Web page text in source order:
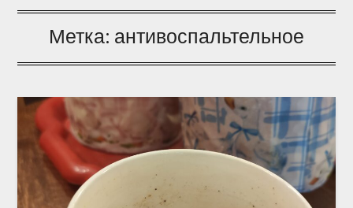
Метка: антивоспальтельное